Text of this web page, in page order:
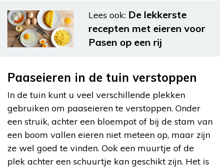
Lees ook: De lekkerste
recepten met eieren voor
Pasen op een rij
Paaseieren in de tuin verstoppen
In de tuin kunt u veel verschillende plekken
gebruiken om paaseieren te verstoppen. Onder
een struik, achter een bloempot of bij de stam van
een boom vallen eieren niet meteen op, maar zijn
ze wel goed te vinden. Ook een muurtje of de
plek achter een schuurtje kan geschikt zijn. Het is